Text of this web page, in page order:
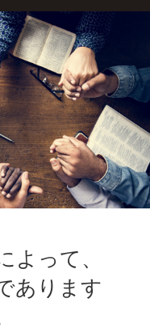
って、
あります